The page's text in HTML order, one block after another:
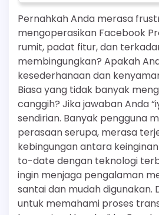
Pernahkah Anda merasa
mengoperasikan Facebook
rumit, padat fitur, dan
membingungkan? Apakah
kesederhanaan dan
Biasa yang tidak banyak
canggih? Jika jawaban Anda
sendirian. Banyak pengguna
perasaan serupa, merasa
kebingungan antara
to-date dengan teknologi
ingin menjaga pengalaman
santai dan mudah digunakan.
untuk memahami proses